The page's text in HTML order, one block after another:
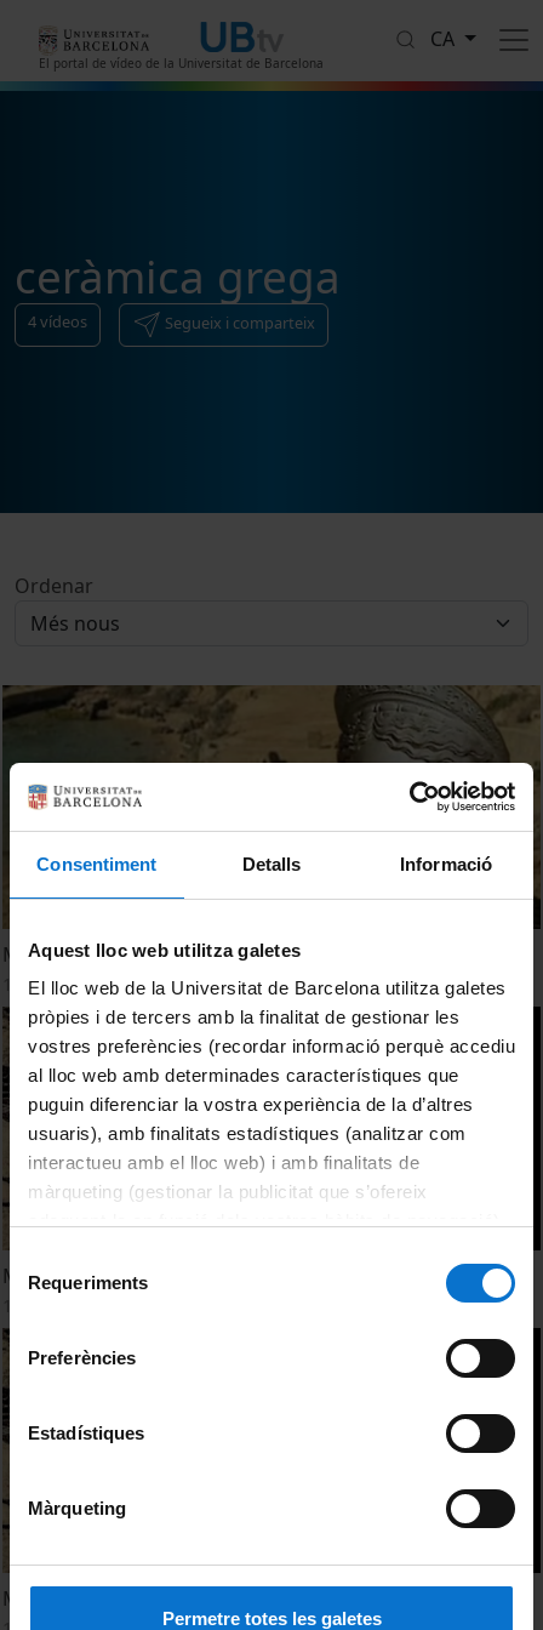
Consentiment Detalls Informació
Aquest lloc web utilitza galetes
El lloc web de la Universitat de Barcelona utilitza galetes
pròpies i de tercers amb la finalitat de gestionar les
vostres preferències (recordar informació perquè accediu
al lloc web amb determinades característiques que
puguin diferenciar la vostra experiència de la d’altres
usuaris), amb finalitats estadístiques (analitzar com
interactueu amb el lloc web) i amb finalitats de
màrqueting (gestionar la publicitat que s’ofereix
consultar laPolítica de galetes del lloc web de la
Requeriments
Preferències
Estadístiques
Màrqueting
Permetre totes les galetes
El portal de vídeo de la Universitat de Barcelona
CA
ceràmica grega
4vídeos Segueix i comparteix
Ordenar
Medea, en un carro del Sol
1 desembre, 2009
Medea, l'infanticidi
Medea, el infanticidio